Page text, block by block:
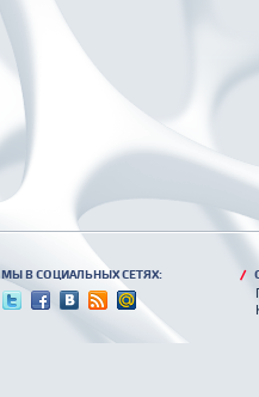
МЫ В СОЦИАЛЬНЫХ СЕТЯХ: /